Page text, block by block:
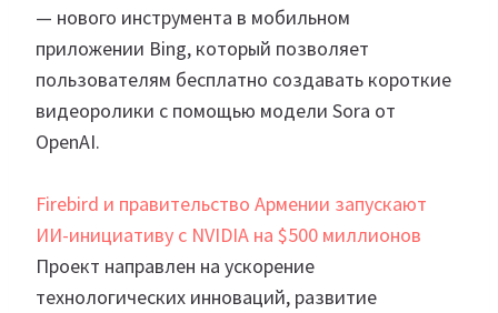
— нового инструмента в мобильном
приложении Bing, который позволяет
пользователям бесплатно создавать короткие
видеоролики с помощью модели Sora от
OpenAI.
Firebird и правительство Армении запускают
ИИ-инициативу с NVIDIA на $500 миллионов
Проект направлен на ускорение
технологических инноваций, развитие